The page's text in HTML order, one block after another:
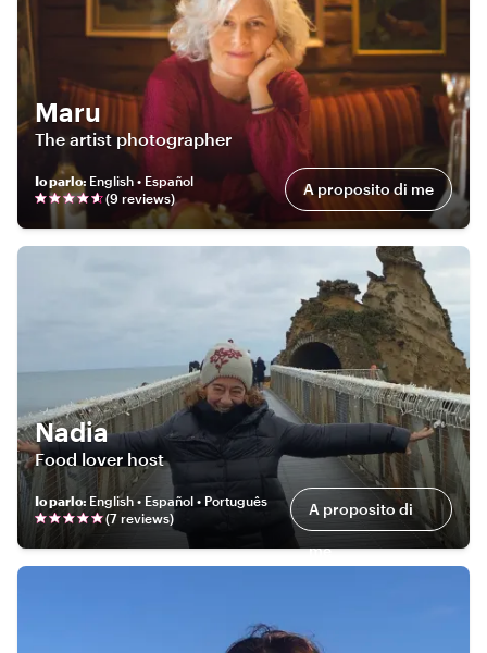
Maru
The artist photographer
Io parlo: English • Español
(9 reviews) A proposito di me
Nadia
Food lover host
Io parlo: English • Español • Português
(7 reviews) A proposito di
me